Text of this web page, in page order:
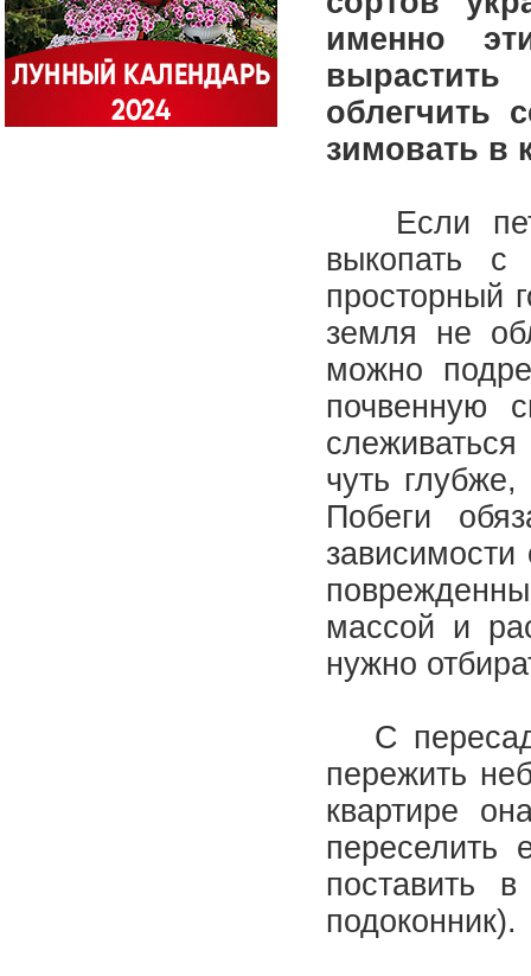
именно
облегчить
зимовать в
Если
выкопать
просторный
земля не
можно
почвенную
чуть
Побеги
массой и
нужно
С
пережить
квартире
переселить
поставить
подоконник).